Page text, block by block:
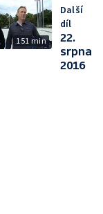
151 min
Další
díl
22.
srpna
2016